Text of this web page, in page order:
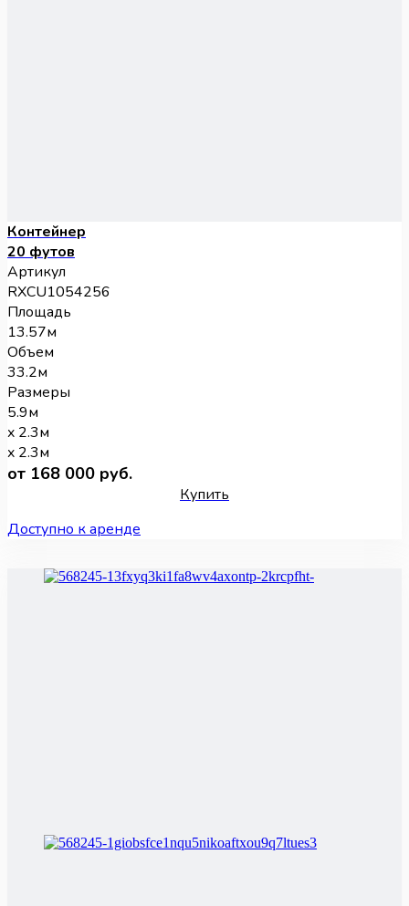
Контейнер
20 футов
Артикул
RXCU1054256
Площадь
13.57м
Объем
33.2м
Размеры
5.9м
x 2.3м
x 2.3м
от 168 000 руб.
Купить
Доступно к аренде